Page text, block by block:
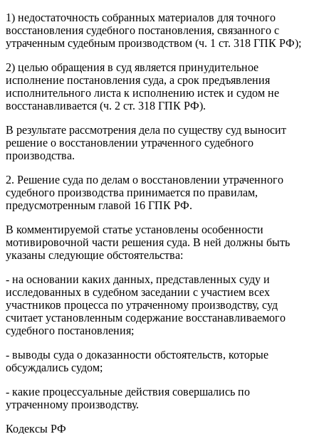
1) недостаточность собранных материалов для точного
восстановления судебного постановления, связанного с
утраченным судебным производством (ч. 1 ст. 318 ГПК РФ);
2) целью обращения в суд является принудительное
исполнение постановления суда, а срок предъявления
исполнительного листа к исполнению истек и судом не
восстанавливается (ч. 2 ст. 318 ГПК РФ).
В результате рассмотрения дела по существу суд выносит
решение о восстановлении утраченного судебного
производства.
2. Решение суда по делам о восстановлении утраченного
судебного производства принимается по правилам,
предусмотренным главой 16 ГПК РФ.
В комментируемой статье установлены особенности
мотивировочной части решения суда. В ней должны быть
указаны следующие обстоятельства:
- на основании каких данных, представленных суду и
исследованных в судебном заседании с участием всех
участников процесса по утраченному производству, суд
считает установленным содержание восстанавливаемого
судебного постановления;
- выводы суда о доказанности обстоятельств, которые
обсуждались судом;
- какие процессуальные действия совершались по
утраченному производству.
Кодексы РФ